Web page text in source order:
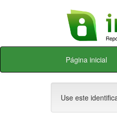
Skip
Página inicial
Use este